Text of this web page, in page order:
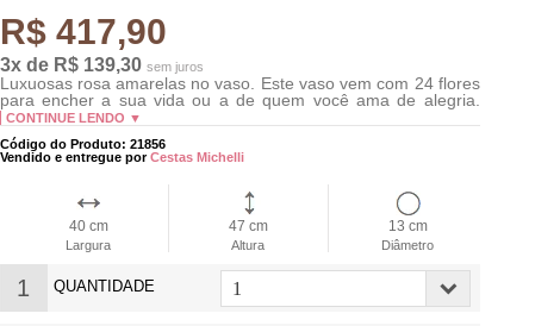
R$ 417,90
3x de R$ 139,30 sem juros
Luxuosas rosa amarelas no vaso. Este vaso vem com 24 flores
para encher a sua vida ou a de quem você ama de alegria.
CONTINUE LENDO ▼
Código do Produto: 21856
Vendido e entregue porCestas Michelli
40 cm
Largura
47 cm
Altura
13 cm
Diâmetro
1 QUANTIDADE